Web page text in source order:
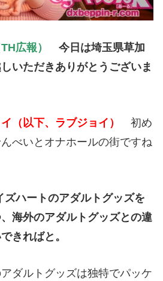
広報）
今日は埼玉県草加
いただきありがとうございま
（以下、ラブジョイ）
初め
べいとオナホールの街ですね
ハートのアダルトグッズを
海外のアダルトグッズとの違
きればと 。
ダルトグッズは独特でパッケ